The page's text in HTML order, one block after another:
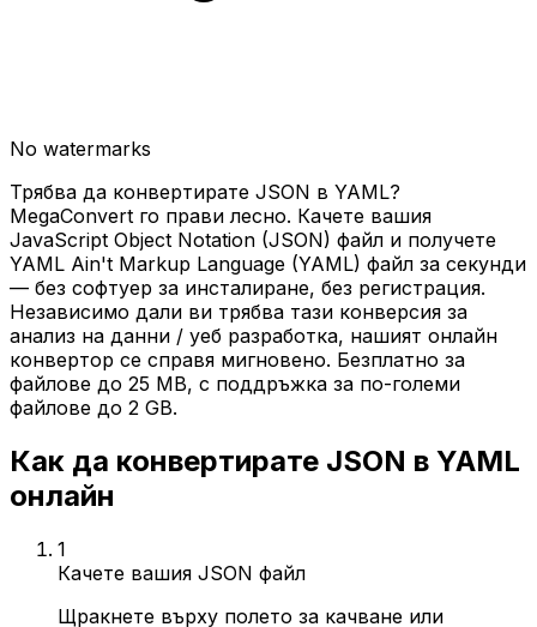
No watermarks
Трябва да конвертирате JSON в YAML?
MegaConvert го прави лесно. Качете вашия
JavaScript Object Notation (JSON) файл и получете
YAML Ain't Markup Language (YAML) файл за секунди
— без софтуер за инсталиране, без регистрация.
Независимо дали ви трябва тази конверсия за
анализ на данни / уеб разработка, нашият онлайн
конвертор се справя мигновено. Безплатно за
файлове до 25 MB, с поддръжка за по-големи
файлове до 2 GB.
Как да конвертирате JSON в YAML
онлайн
1
Качете вашия JSON файл
Щракнете върху полето за качване или